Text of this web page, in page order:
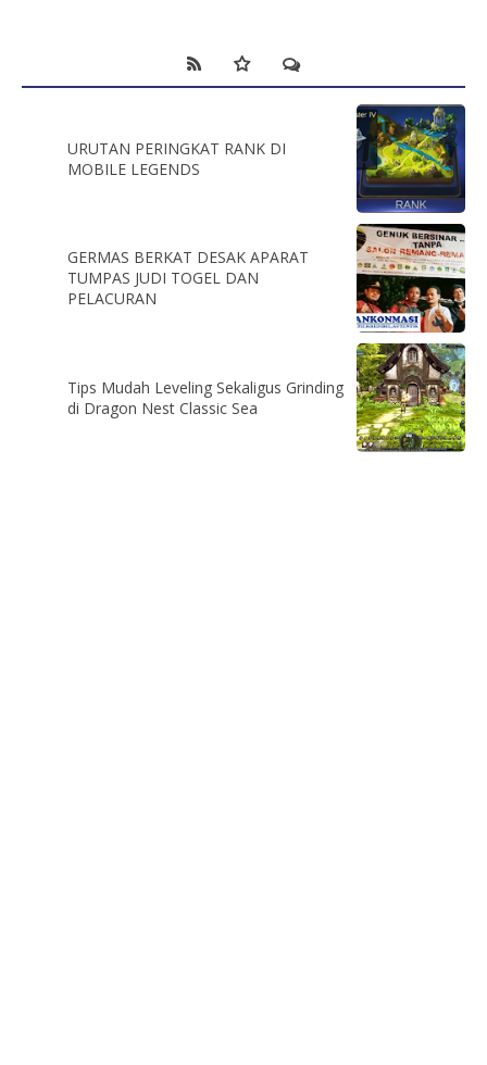
URUTAN PERINGKAT RANK DI
MOBILE LEGENDS
GERMAS BERKAT DESAK APARAT
TUMPAS JUDI TOGEL DAN
PELACURAN
Tips Mudah Leveling Sekaligus Grinding
di Dragon Nest Classic Sea